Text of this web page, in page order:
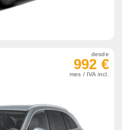
desde
992 €
mes / IVA incl.